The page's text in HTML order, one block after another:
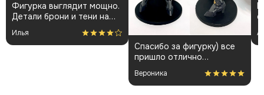
Фигурка выглядит мощно.
Детали брони и тени на
плаще проработаны
аккуратно. Пришла быстро
и без повреждений.
Илья
Спасибо за фигурку) все
пришло отлично
упакованным. Отдельная
благодарность за
покраску модели.
Вероника